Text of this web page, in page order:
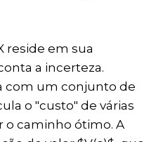
reside em sua
a incerteza.
com um conjunto de
o "custo" de várias
o caminho ótimo. A